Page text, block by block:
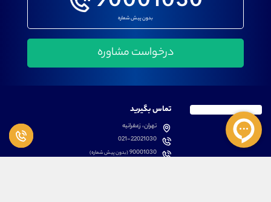
بدون پیش شماره
تماس بگیرید
تهران، زعفرانیه
021-22021030
90001030(بدون پیش شماره)